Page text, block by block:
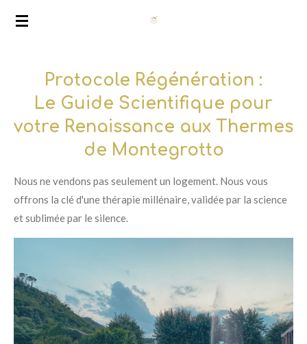
Vai
principaleProtocole Régénération :
Le Guide Scientifique pour
votre Renaissance aux Thermes
de Montegrotto
Nous ne vendons pas seulement un logement. Nous vous
offrons la clé d'une thérapie millénaire, validée par la science
et sublimée par le silence.